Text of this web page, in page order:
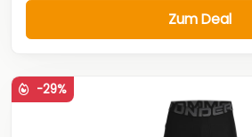
Zum Deal
-29%